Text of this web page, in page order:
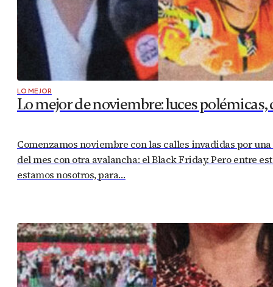
LO MEJOR
Lo mejor de noviembre: luces
Comenzamos noviembre con las calles invadidas por una
del mes con otra avalancha: el Black Friday. Pero entre
estamos nosotros, para…